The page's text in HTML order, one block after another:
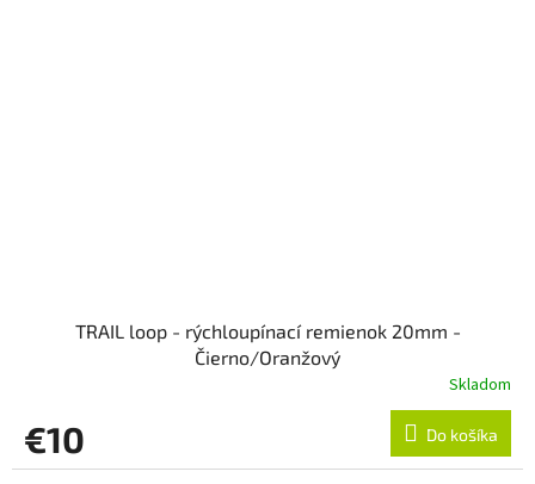
TRAIL loop - rýchloupínací remienok 20mm -
Čierno/Oranžový
Skladom
€10 Do košíka